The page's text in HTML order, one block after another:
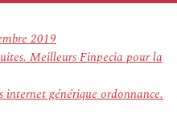
2019
Meilleurs Finpecia pour la
internet générique ordonnance.